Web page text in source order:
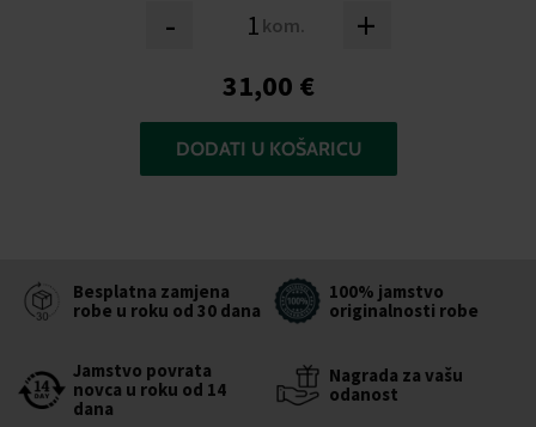
- kom. +
31,00 €
DODATI U KOŠARICU
Besplatna zamjena
robe u roku od 30 dana
100% jamstvo
originalnosti robe
Jamstvo povrata
novca u roku od 14
dana
Nagrada za vašu
odanost